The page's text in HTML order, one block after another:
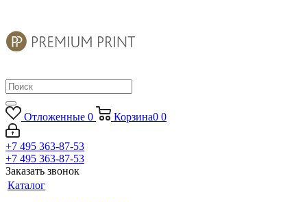
Отложенные 0 Корзина0 0
+7 495 363-87-53
+7 495 363-87-53
Заказать звонок
Каталог